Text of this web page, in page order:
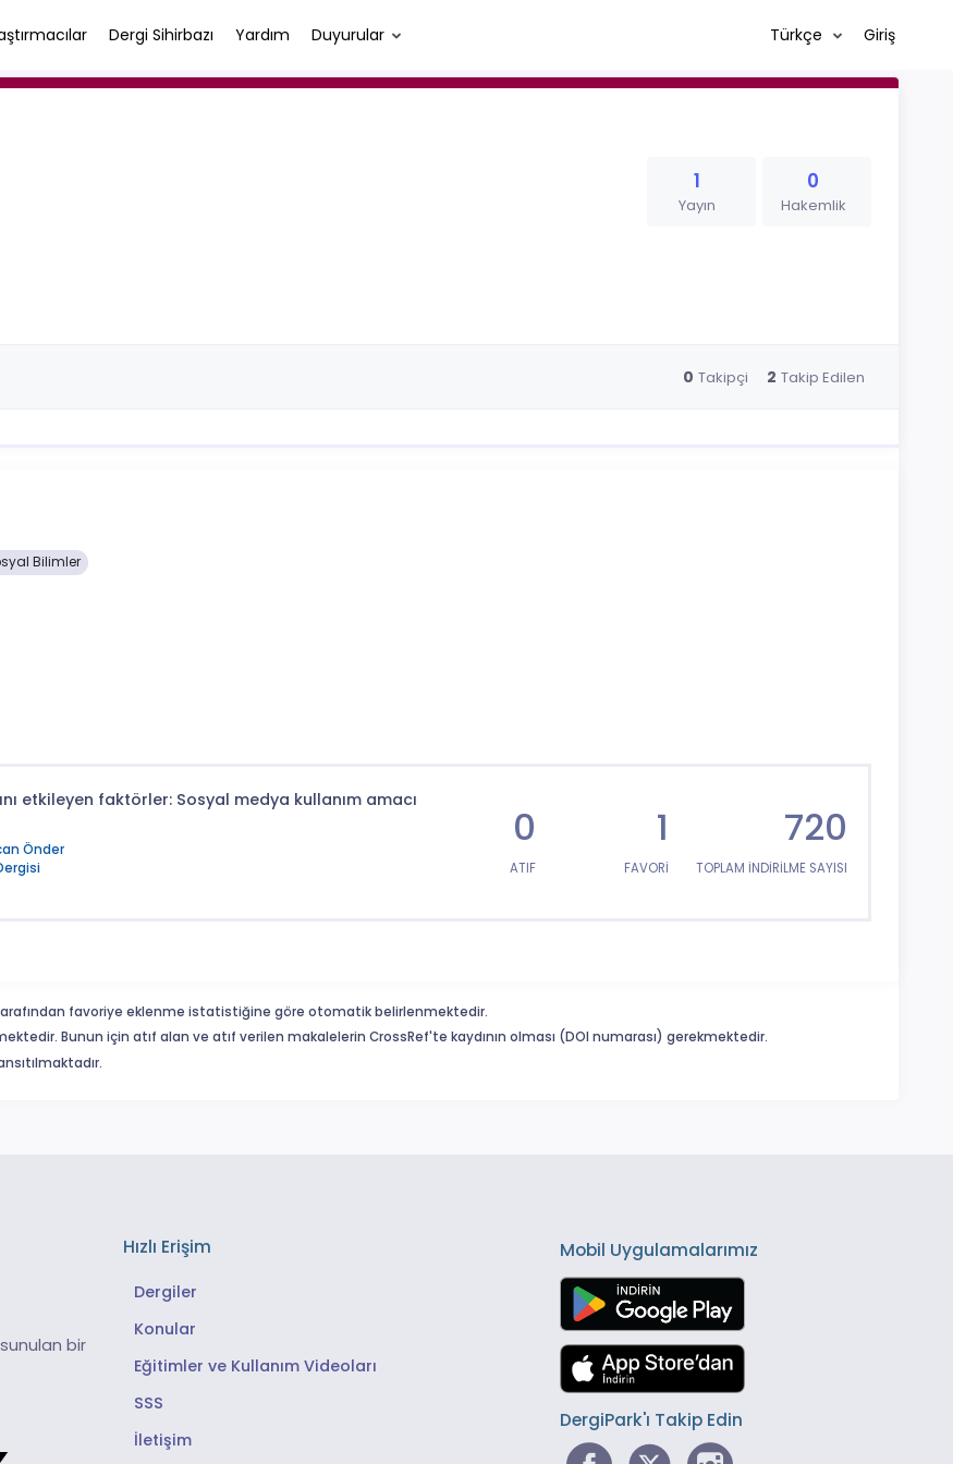
Dergi Sihirbazı Yardım Duyurular Türkçe Giriş
1
Yayın
0
Hakemlik
0 Takipçi 2 Takip Edilen
Bilimler
etkileyen faktörler: Sosyal medya kullanım amacı
Önder
0
ATIF
1
FAVORİ
720
TOPLAM İNDİRİLME SAYISI
favoriye eklenme istatistiğine göre otomatik belirlenmektedir.
Bunun için atıf alan ve atıf verilen makalelerin CrossRef'te kaydının olması (DOI numarası) gerekmektedir.
sunulan bir
Hızlı Erişim
Dergiler
Konular
Eğitimler ve Kullanım Videoları
SSS
İletişim
Mobil Uygulamalarımız
DergiPark'ı Takip Edin